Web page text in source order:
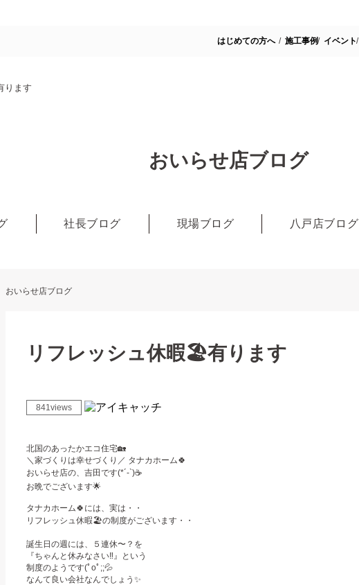
はじめての方へ 施工事例 イベント
ります
おいらせ店ブログ
社長ブログ 現場ブログ 八戸店ブログ
おいらせ店ブログ
リフレッシュ休暇🏖有ります
841views
北国のあったかエコ住宅🏡
＼家づくりは幸せづくり／ タナカホーム🍀
おいらせ店の、吉田です(*´-`)☕️
お晩でございます🌟
タナカホーム🍀には、実は・・
リフレッシュ休暇🏖の制度がございます・・
誕生日の週には、５連休〜？を
『ちゃんと休みなさい‼️』という
制度のようです(ﾟoﾟ;;💦
なんて良い会社なんでしょう✨